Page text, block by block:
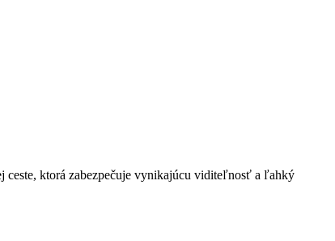
ceste, ktorá zabezpečuje vynikajúcu viditeľnosť a ľahký